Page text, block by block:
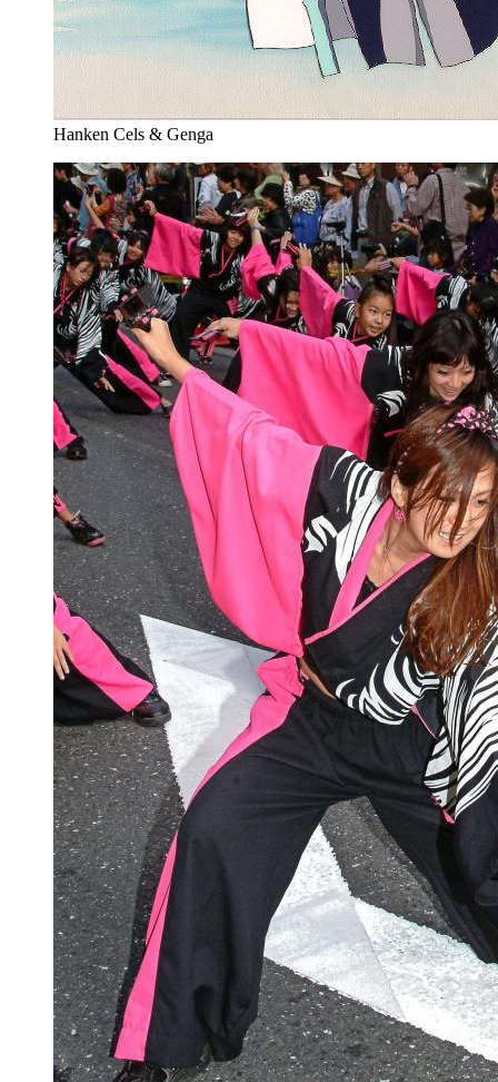
Hanken Cels & Genga